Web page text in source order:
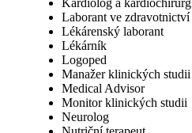
Kardiolog a kardiochirurg
Laborant ve zdravotnictví
Lékárenský laborant
Lékárník
Logoped
Manažer klinických studii
Medical Advisor
Monitor klinických studii
Neurolog